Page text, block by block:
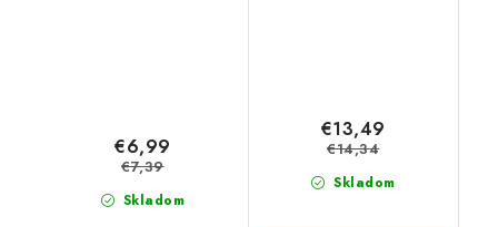
Skladom
€6,99
€7,39
Skladom
€13,49
€14,34